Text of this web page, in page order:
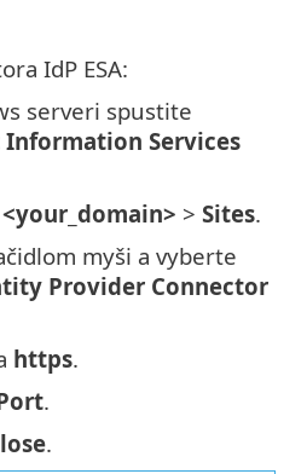
IdP ESA:
serveri spustite
Services
<your_domain> > Sites.
myši a vyberte
Provider Connector
https.
.
.